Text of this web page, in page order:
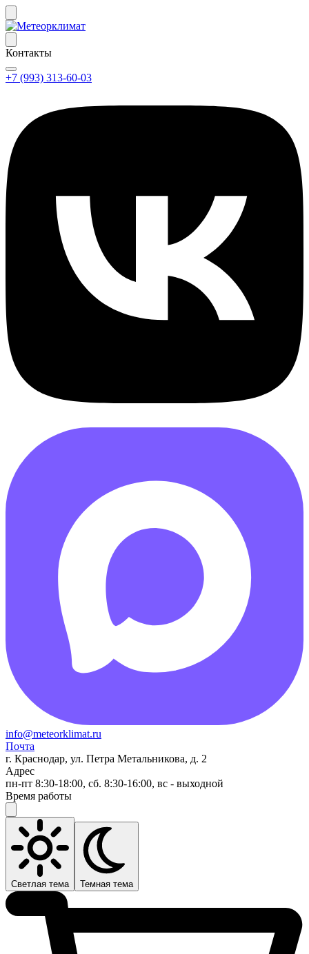
Контакты
+7 (993) 313-60-03
info@meteorklimat.ru
Почта
г. Краснодар, ул. Петра Метальникова, д. 2
Адрес
пн-пт 8:30-18:00, сб. 8:30-16:00, вс - выходной
Время работы
Светлая тема Темная тема